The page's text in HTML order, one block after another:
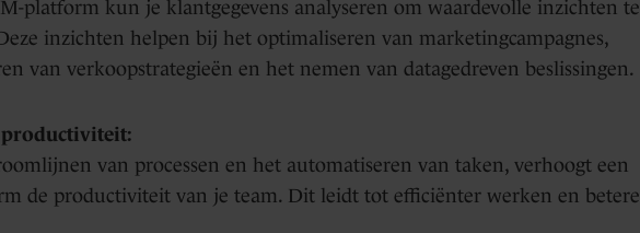
platform kun je klantgegevens analyseren om waardevolle inzichten te
inzichten helpen bij het optimaliseren van marketingcampagnes,
van verkoopstrategieën en het nemen van datagedreven beslissingen.
van processen en het automatiseren van taken, verhoogt een
de productiviteit van je team. Dit leidt tot efficiënter werken en betere